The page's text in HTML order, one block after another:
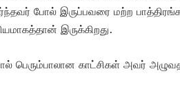
போல் இருப்பவரை மற்ற
இருக்கிறது.
பெரும்பாலான காட்சிகள் அவர்